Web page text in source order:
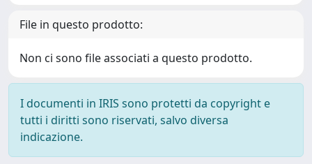
File in questo prodotto:
Non ci sono file associati a questo prodotto.
I documenti in IRIS sono protetti da copyright e
tutti i diritti sono riservati, salvo diversa
indicazione.